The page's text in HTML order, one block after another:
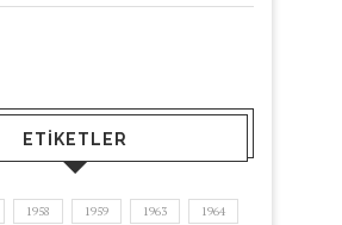
ETIKETLER
1958 1959 1963 1964